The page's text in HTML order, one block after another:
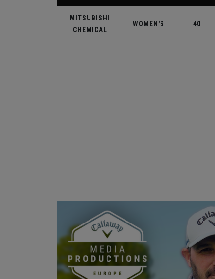
MITSUBISHI
CHEMICAL
WOMEN'S 40